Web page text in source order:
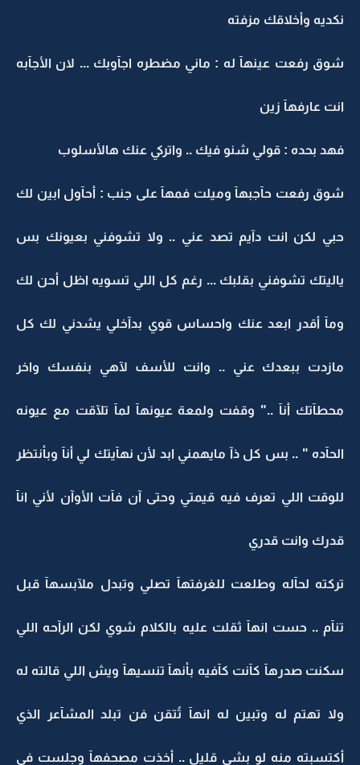
نكديه وأخلاقك مزفته
شوق رفعت عينهآ له : ماني مضطره اجآوبك ... لان الأجآبه
انت عارفهآ زين
فهد بحده : قولي شنو فيك .. واتركي عنك هالأسلوب
شوق رفعت حآجبهآ وميلت فمهآ على جنب : أحآول ابين لك
حبي لكن انت دآيم تصد عني .. ولا تشوفني بعيونك بس
ياليتك تشوفني بقلبك ... رغم كل اللي تسويه اظل أحن لك
ومآ أقدر ابعد عنك واحساس قوي بدآخلي يشدني لك كل
مازدت ببعدك عني .. وانت للأسف لآهي بنفسك واخر
محطآتك أنآ .." وقفت ولمعة عيونهآ لمآ تلآقت مع عيونه
الحآده " .. بس كل ذآ مايهمني ابد لأن نهآيتك لي أنآ وبأنتظر
للوقت اللي تعرف فيه قيمتي وحتى آن فآت الأوآن لأني انآ
قدرك وانت قدري
تركته لحآله وطلعت للغرفتهآ تصلي وتبدل ملآبسهآ قبل
تنآم .. حست انهآ ثقلت عليه بالكلام شوي لكن الرآحه اللي
سكنت صدرهآ كآنت كآفيه بأنهآ تنسيهآ ويش اللي قالته له
ولا تهتم له وتبين له انهآ تُتقن فن تبلد المشآعر الذي
أكتسبته منه لو بشي قليل .. أخذت مصحفهآ وجلست في